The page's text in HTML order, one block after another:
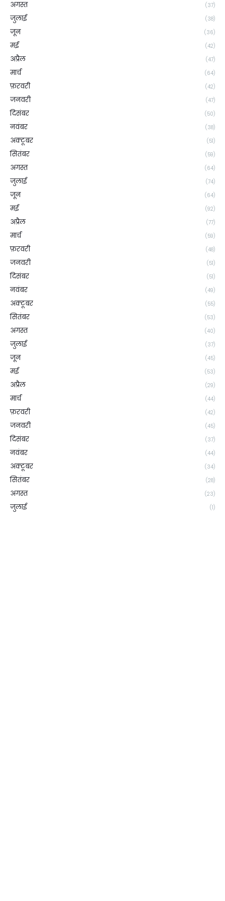
अगस्त (37)
जुलाई (38)
जून (36)
मई (42)
अप्रैल (47)
मार्च (64)
फ़रवरी (42)
जनवरी (47)
दिसंबर (50)
नवंबर (38)
अक्टूबर (51)
सितंबर (59)
अगस्त (64)
जुलाई (74)
जून (64)
मई (92)
अप्रैल (77)
मार्च (59)
फ़रवरी (48)
जनवरी (51)
दिसंबर (51)
नवंबर (49)
अक्टूबर (55)
सितंबर (53)
अगस्त (40)
जुलाई (37)
जून (45)
मई (53)
अप्रैल (29)
मार्च (44)
फ़रवरी (42)
जनवरी (45)
दिसंबर (37)
नवंबर (44)
अक्टूबर (34)
सितंबर (28)
अगस्त (23)
जुलाई (1)